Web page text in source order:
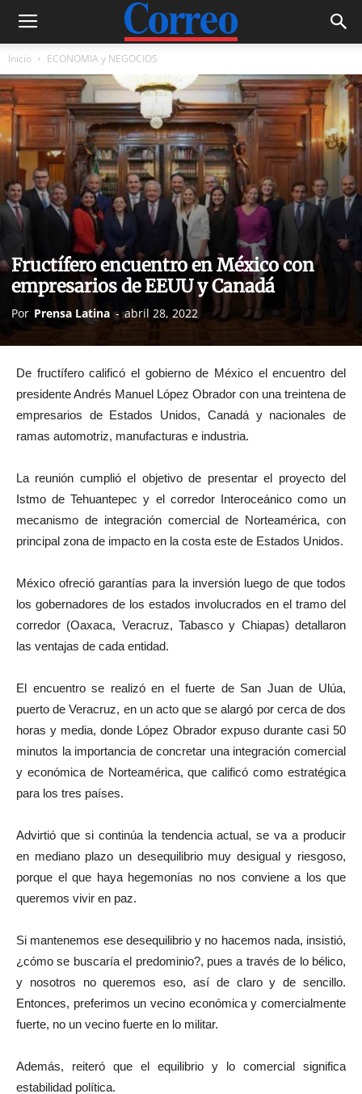
Inicio ECONOMIA y NEGOCIOS
Fructífero encuentro en México con
empresarios de EEUU y Canadá
Por Prensa Latina - abril 28, 2022
De fructífero calificó el gobierno de México el encuentro del
presidente Andrés Manuel López Obrador con una treintena de
empresarios de Estados Unidos, Canadá y nacionales de
ramas automotriz, manufacturas e industria.
La reunión cumplió el objetivo de presentar el proyecto del
Istmo de Tehuantepec y el corredor Interoceánico como un
mecanismo de integración comercial de Norteamérica, con
principal zona de impacto en la costa este de Estados Unidos.
México ofreció garantías para la inversión luego de que todos
los gobernadores de los estados involucrados en el tramo del
corredor (Oaxaca, Veracruz, Tabasco y Chiapas) detallaron
las ventajas de cada entidad.
El encuentro se realizó en el fuerte de San Juan de Ulúa,
puerto de Veracruz, en un acto que se alargó por cerca de dos
horas y media, donde López Obrador expuso durante casi 50
minutos la importancia de concretar una integración comercial
y económica de Norteamérica, que calificó como estratégica
para los tres países.
Advirtió que si continúa la tendencia actual, se va a producir
en mediano plazo un desequilibrio muy desigual y riesgoso,
porque el que haya hegemonías no nos conviene a los que
queremos vivir en paz.
Si mantenemos ese desequilibrio y no hacemos nada, insistió,
¿cómo se buscaría el predominio?, pues a través de lo bélico,
y nosotros no queremos eso, así de claro y de sencillo.
Entonces, preferimos un vecino económica y comercialmente
fuerte, no un vecino fuerte en lo militar.
Además, reiteró que el equilibrio y lo comercial significa
estabilidad política.